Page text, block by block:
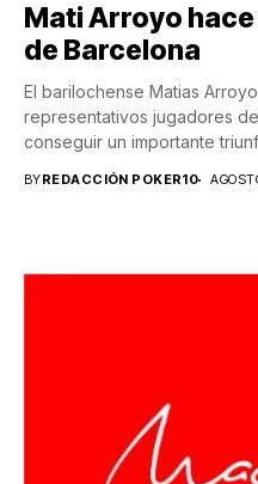
Mati Arroyo hace
de Barcelona
El barilochense Matias
representativos jugadores
conseguir un importante
BYREDACCIÓN POKER10